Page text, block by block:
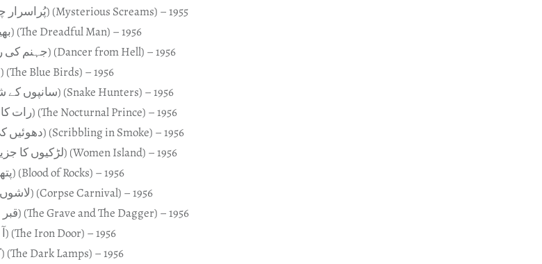
Pur-Asrar Cheekhain (پُراسرار چیخیں) (Mysterious Screams) – 1955
Bhayanak Aadmi (بھیانک آدمی) (The Dreadful Man) – 1956
Jahannam Ki Raqasa (جہنم کی رقاصہ) (Dancer from Hell) – 1956
Neelay Paranday (نیلے پرندے) (The Blue Birds) – 1956
Saanpoan Ke Shikari (سانپوں کے شکاری) (Snake Hunters) – 1956
Raat Ka Shehzada (رات کا شہزادہ) (The Nocturnal Prince) – 1956
Dhuain Ki Tehreer (دھوئیں کی تحریر) (Scribbling in Smoke) – 1956
Larkiyoan Ka Jazeerah (لڑکیوں کا جزیزرہ) (Women Island) – 1956
Patthar Ka Khoon (پتھر کا خون) (Blood of Rocks) – 1956
Lashoan Ka Bazaar (لاشوں کا بازار) (Corpse Carnival) – 1956
Qabr Aur Khanjar (قبر اور خنجر) (The Grave and The Dagger) – 1956
Ahani Darwaza (آہنی دروازہ) (The Iron Door) – 1956
Kaalay Charaagh (کالے چراغ) (The Dark Lamps) – 1956